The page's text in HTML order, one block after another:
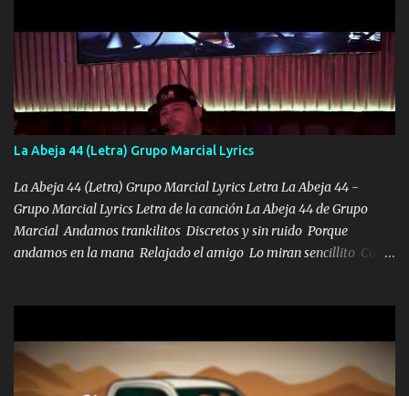
pa más pues hay charola les voy a dar hasta topar pues no hay de
otra Música Surcando bien mi camino voy por mi línea no veo a
los lados aquel que no corre vuela no se me duerm voy chicoteado
Ya pasé varias hazañas ya tienen rato que me agarran el colmillo
de este León los estatales no sé esperaron Al tiro esta la PrimiZa
también la nueve que cargo al lado doy la mano al que su amigo y
al traicionero damos pa abajo Y No me paran aquí hay pa más
pues hay charola les voy a dar hasta topar pues no hay de otra...
La Abeja 44 (Letra) Grupo Marcial Lyrics
La Abeja 44 (Letra) Grupo Marcial Lyrics Letra La Abeja 44 -
Grupo Marcial Lyrics Letra de la canción La Abeja 44 de Grupo
Marcial Andamos trankilitos Discretos y sin ruido Porque
andamos en la mana Relajado el amigo Lo miran sencillito Con
coronamos Se jala los marciales Y sus guitarras ya van sonando
Un gallardo me prendo Para agarrar el vuelo y la mente y
tranquilizando Tomense un buen trago Y así es como empezamos